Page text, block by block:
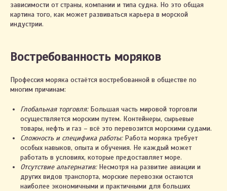
зависимости от страны, компании и типа судна. Но это общая
картина того, как может развиваться карьера в морской
индустрии.
Востребованность моряков
Профессия моряка остаётся востребованной в обществе по
многим причинам:
Глобальная торговля:Большая часть мировой торговли
осуществляется морским путем. Контейнеры, сырьевые
товары, нефть и газ – всё это перевозится морскими судами.
Сложность и специфика работы:Работа моряка требует
особых навыков, опыта и обучения. Не каждый может
работать в условиях, которые предоставляет море.
Отсутствие альтернатив:Несмотря на развитие авиации и
других видов транспорта, морские перевозки остаются
наиболее экономичными и практичными для больших